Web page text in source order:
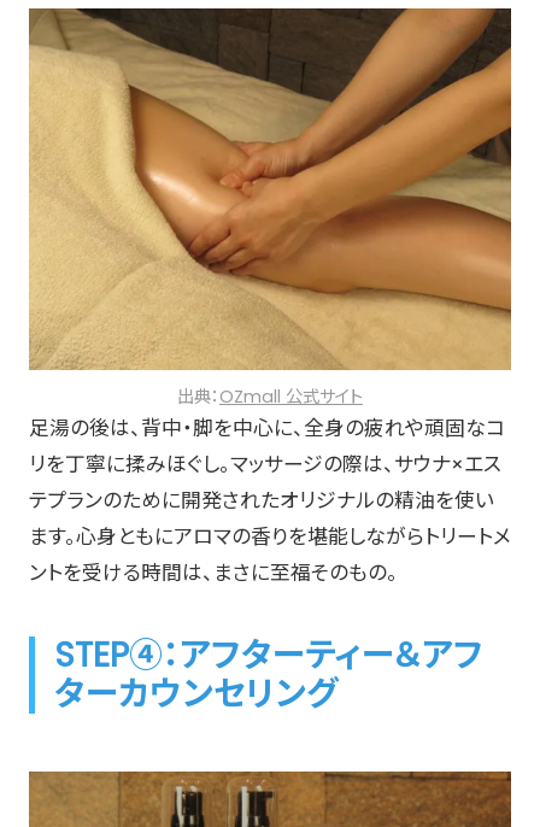
出典： OZmall 公式サイト
足湯の後は、背中・脚を中心に、全身の疲れや頑固なコ
リを丁寧に揉みほぐし。マッサージの際は、サウナ×エス
テプランのために開発されたオリジナルの精油を使い
ます。心身ともにアロマの香りを堪能しながらトリートメ
ントを受ける時間は、まさに至福そのもの。
STEP④：アフターティー＆アフ
ターカウンセリング